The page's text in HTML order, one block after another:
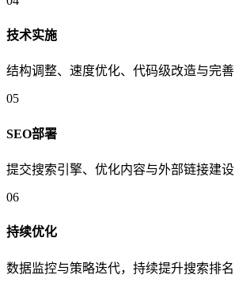
技术实施
结构调整、速度优化、代码级改造与完善
05
SEO部署
提交搜索引擎、优化内容与外部链接建设
06
持续优化
数据监控与策略迭代，持续提升搜索排名